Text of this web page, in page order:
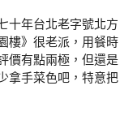
十年台北老字號北方
樓》很老派，用餐時
價有點兩極，但還是
拿手菜色吧，特意把